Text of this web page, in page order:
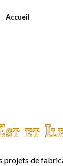
Accueil
et
de